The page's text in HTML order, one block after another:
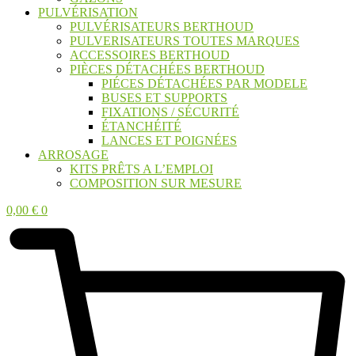
PULVÉRISATION
PULVÉRISATEURS BERTHOUD
PULVERISATEURS TOUTES MARQUES
ACCESSOIRES BERTHOUD
PIÈCES DÉTACHÉES BERTHOUD
PIÉCES DÉTACHÉES PAR MODELE
BUSES ET SUPPORTS
FIXATIONS / SÉCURITÉ
ÉTANCHÉITÉ
LANCES ET POIGNÉES
ARROSAGE
KITS PRÊTS A L’EMPLOI
COMPOSITION SUR MESURE
0,00 € 0